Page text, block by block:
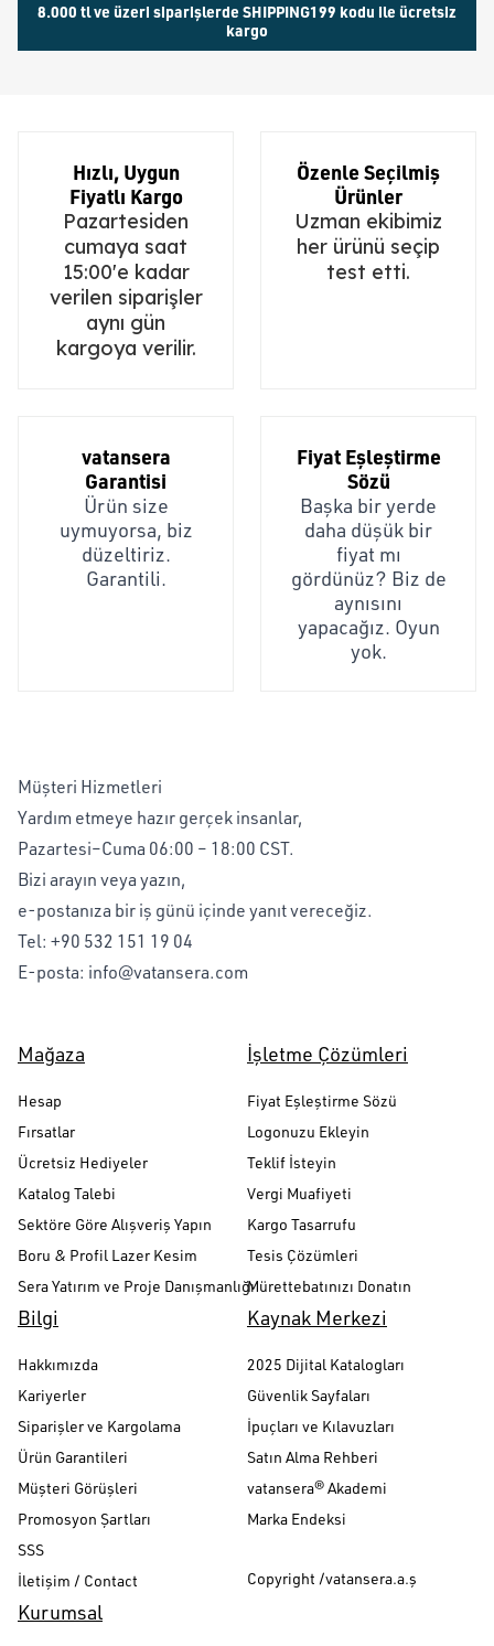
8.000 tl ve üzeri siparişlerde SHIPPING199 kodu ile ücretsiz
kargo
Hızlı, Uygun
Fiyatlı Kargo
Pazartesiden
cumaya saat
15:00'e kadar
verilen siparişler
aynı gün
kargoya verilir.
Özenle Seçilmiş
Ürünler
Uzman ekibimiz
her ürünü seçip
test etti.
vatansera
Garantisi
Ürün size
uymuyorsa, biz
düzeltiriz.
Garantili.
Fiyat Eşleştirme
Sözü
Başka bir yerde
daha düşük bir
fiyat mı
gördünüz? Biz de
aynısını
yapacağız. Oyun
yok.
Müşteri Hizmetleri
Yardım etmeye hazır gerçek insanlar,
Pazartesi–Cuma 06:00 – 18:00 CST.
Bizi arayın veya yazın,
e-postanıza bir iş günü içinde yanıt vereceğiz.
Tel: +90 532 151 19 04
E-posta: info@vatansera.com
Mağaza
Hesap
Fırsatlar
Ücretsiz Hediyeler
Katalog Talebi
Sektöre Göre Alışveriş Yapın
Boru & Profil Lazer Kesim
Sera Yatırım ve Proje Danışmanlığı
İşletme Çözümleri
Fiyat Eşleştirme Sözü
Logonuzu Ekleyin
Teklif İsteyin
Vergi Muafiyeti
Kargo Tasarrufu
Tesis Çözümleri
Mürettebatınızı Donatın
Bilgi
Hakkımızda
Kariyerler
Siparişler ve Kargolama
Ürün Garantileri
Müşteri Görüşleri
Promosyon Şartları
SSS
İletişim / Contact
Kaynak Merkezi
2025 Dijital Katalogları
Güvenlik Sayfaları
İpuçları ve Kılavuzları
Satın Alma Rehberi
vatansera® Akademi
Marka Endeksi
Copyright /vatansera.a.ş
Kurumsal